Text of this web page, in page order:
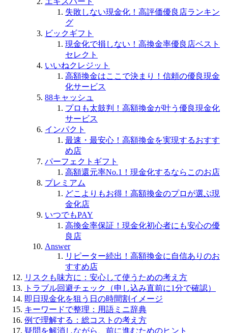
失敗しない現金化！高評価優良店ランキン
グ
ビックギフト
現金化で損しない！高換金率優良店ベスト
セレクト
いいねクレジット
高額換金はここで決まり！信頼の優良現金
化サービス
88キャッシュ
プロも太鼓判！高額換金が叶う優良現金化
サービス
インパクト
最速・最安心！高額換金を実現するおすす
め店
パーフェクトギフト
高額還元率No.1！現金化するならこのお店
プレミアム
どこよりもお得！高額換金のプロが選ぶ現
金化店
いつでもPAY
高換金率保証！現金化初心者にも安心の優
良店
Answer
リピーター続出！高額換金に自信ありのお
すすめ店
リスクも味方に：安心して使うための考え方
トラブル回避チェック（申し込み直前に1分で確認）
即日現金化を狙う日の時間割イメージ
キーワードで整理：用語ミニ辞典
例で理解する：総コストの考え方
疑問を解消しながら、前に進むためのヒント